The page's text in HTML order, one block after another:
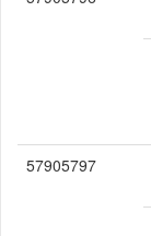
57905797